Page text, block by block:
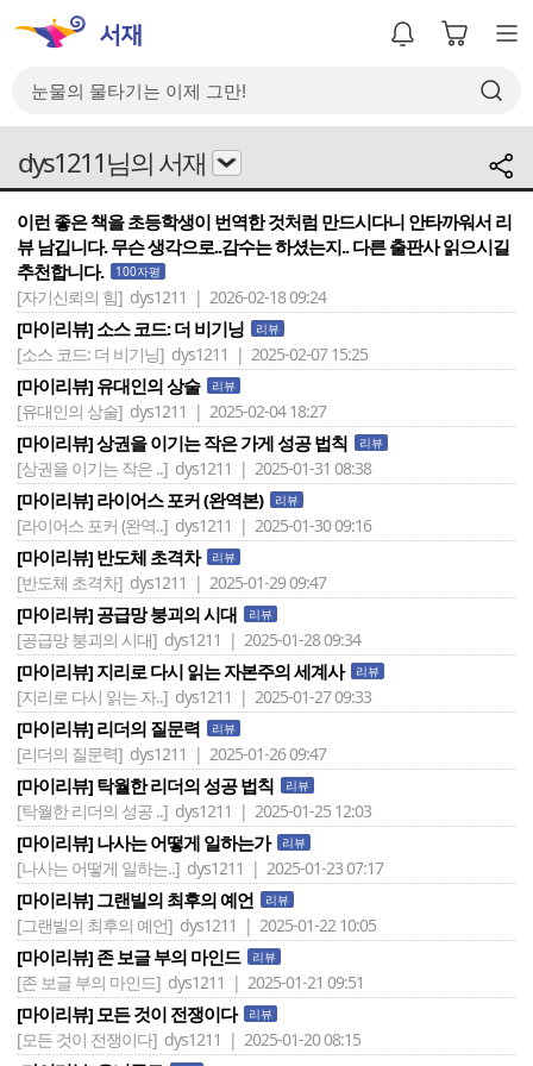
dys1211님의 서재
이런 좋은 책을 초등학생이 번역한 것처럼 만드시다니 안타까워서 리
뷰 남깁니다. 무슨 생각으로..감수는 하셨는지.. 다른 출판사 읽으시길
추천합니다.
100자평
[자기신뢰의 힘] dys1211 | 2026-02-18 09:24
[마이리뷰] 소스 코드: 더 비기닝 리뷰
[소스 코드: 더 비기닝] dys1211 | 2025-02-07 15:25
[마이리뷰] 유대인의 상술 리뷰
[유대인의 상술] dys1211 | 2025-02-04 18:27
[마이리뷰] 상권을 이기는 작은 가게 성공 법칙 리뷰
[상권을 이기는 작은 ..] dys1211 | 2025-01-31 08:38
[마이리뷰] 라이어스 포커 (완역본) 리뷰
[라이어스 포커 (완역..] dys1211 | 2025-01-30 09:16
[마이리뷰] 반도체 초격차 리뷰
[반도체 초격차] dys1211 | 2025-01-29 09:47
[마이리뷰] 공급망 붕괴의 시대 리뷰
[공급망 붕괴의 시대] dys1211 | 2025-01-28 09:34
[마이리뷰] 지리로 다시 읽는 자본주의 세계사 리뷰
[지리로 다시 읽는 자..] dys1211 | 2025-01-27 09:33
[마이리뷰] 리더의 질문력 리뷰
[리더의 질문력] dys1211 | 2025-01-26 09:47
[마이리뷰] 탁월한 리더의 성공 법칙 리뷰
[탁월한 리더의 성공 ..] dys1211 | 2025-01-25 12:03
[마이리뷰] 나사는 어떻게 일하는가 리뷰
[나사는 어떻게 일하는..] dys1211 | 2025-01-23 07:17
[마이리뷰] 그랜빌의 최후의 예언 리뷰
[그랜빌의 최후의 예언] dys1211 | 2025-01-22 10:05
[마이리뷰] 존 보글 부의 마인드 리뷰
[존 보글 부의 마인드] dys1211 | 2025-01-21 09:51
[마이리뷰] 모든 것이 전쟁이다 리뷰
[모든 것이 전쟁이다] dys1211 | 2025-01-20 08:15